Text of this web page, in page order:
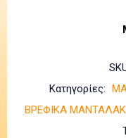
Κατηγορίες:
ΒΡΕΦΙΚΑ